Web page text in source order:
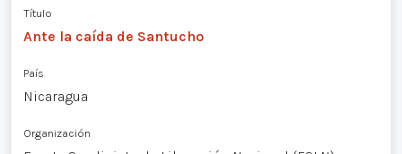
Título
Ante la caída de Santucho
País
Nicaragua
Organización